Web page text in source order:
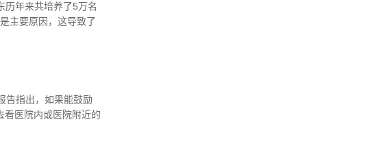
年来共培养了5万名
主要原因，这导致了
告指出，如果能鼓励
医院内或医院附近的